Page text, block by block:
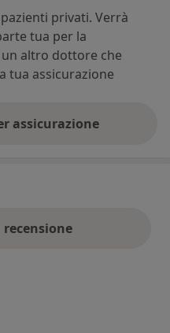
privati. Verrà
tua per la
altro dottore che
tua assicurazione
assicurazione